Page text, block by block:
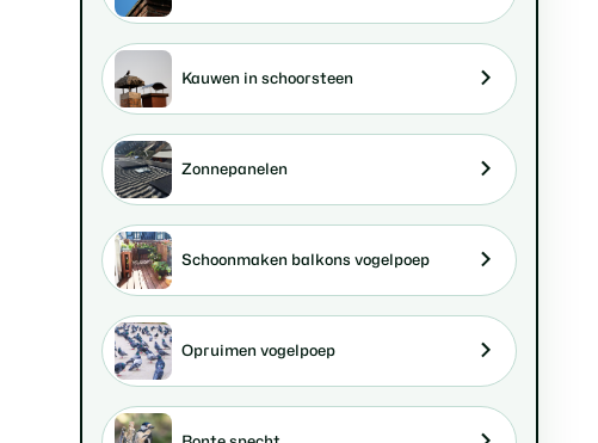
Kauwen in schoorsteen
Zonnepanelen
Schoonmaken balkons vogelpoep
Opruimen vogelpoep